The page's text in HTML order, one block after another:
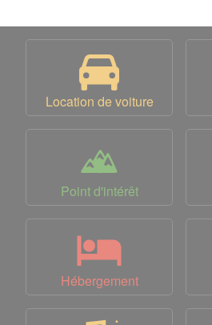
Location de voiture
Point d'intérêt
Hébergement